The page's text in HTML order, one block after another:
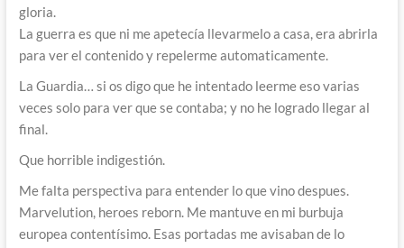
gloria.
La guerra es que ni me apetecía llevarmelo a casa, era abrirla
para ver el contenido y repelerme automaticamente.
La Guardia… si os digo que he intentado leerme eso varias
veces solo para ver que se contaba; y no he logrado llegar al
final.
Que horrible indigestión.
Me falta perspectiva para entender lo que vino despues.
Marvelution, heroes reborn. Me mantuve en mi burbuja
europea contentísimo. Esas portadas me avisaban de lo